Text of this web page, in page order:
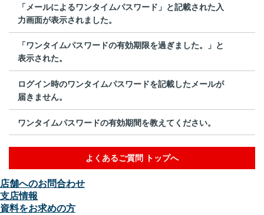
「メールによるワンタイムパスワード」と記載された入
力画面が表示されました。
「ワンタイムパスワードの有効期限を過ぎました。」と
表示された。
ログイン時のワンタイムパスワードを記載したメールが
届きません。
ワンタイムパスワードの有効期間を教えてください。
よくあるご質問 トップへ
店舗へのお問合わせ
支店情報
資料をお求めの方